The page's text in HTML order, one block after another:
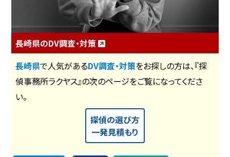
長崎県のDV調査・対策
長崎県で人気があるDV調査・対策をお探しの方は、『探
偵事務所ラクヤス』の次のページをご覧になってくださ
い。
探偵の選び方
一発見積もり